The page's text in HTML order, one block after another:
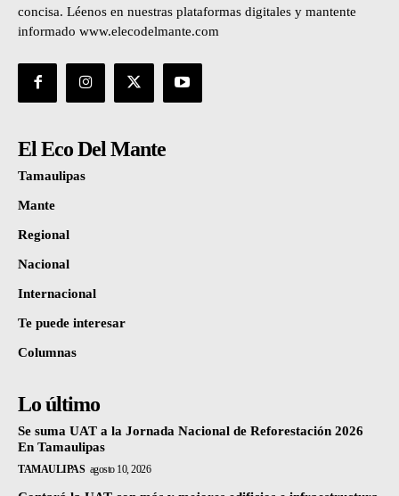
concisa. Léenos en nuestras plataformas digitales y mantente
informado www.elecodelmante.com
El Eco Del Mante
Tamaulipas
Mante
Regional
Nacional
Internacional
Te puede interesar
Columnas
Lo último
Se suma UAT a la Jornada Nacional de Reforestación 2026
En Tamaulipas
TAMAULIPAS agosto 10, 2026